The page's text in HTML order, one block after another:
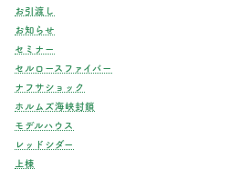
お引渡し
お知らせ
セミナー
セルロースファイバー
ナフサショック
ホルムズ海峡封鎖
モデルハウス
レッドシダー
上棟